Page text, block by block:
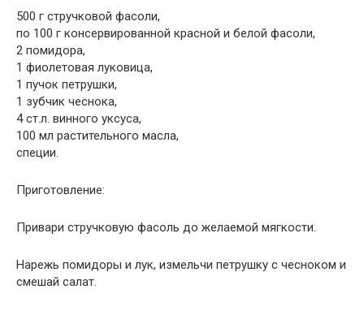
500 г стручковой фасоли,
по 100 г консервированной красной и белой фасоли,
2 помидора,
1 фиолетовая луковица,
1 пучок петрушки,
1 зубчик чеснока,
4 ст.л. винного уксуса,
100 мл растительного масла,
специи.
Приготовление:
Привари стручковую фасоль до желаемой мягкости.
Нарежь помидоры и лук, измельчи петрушку с чесноком и
смешай салат.